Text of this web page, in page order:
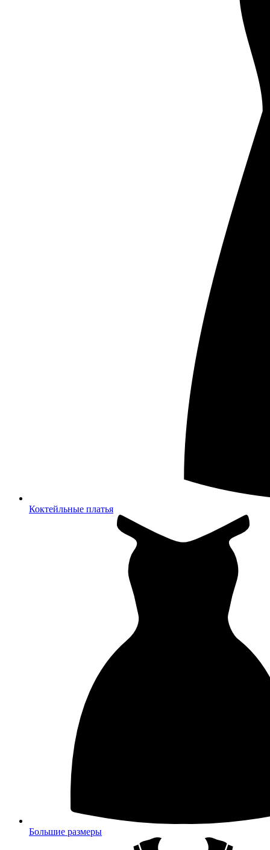
Коктейльные платья
Большие размеры